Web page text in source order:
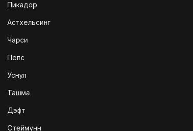
Пикадор
Астхельсинг
Чарси
Пепс
Уснул
Ташма
Дэфт
Стеймунн